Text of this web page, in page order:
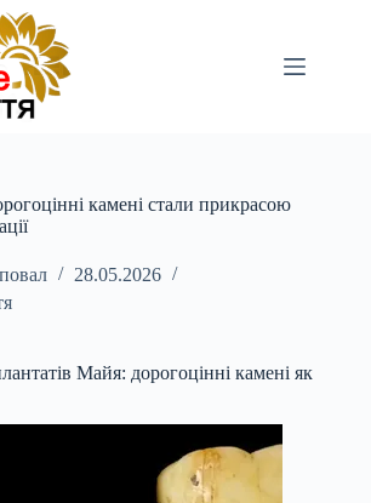
камені стали прикрасою
28.05.2026
Майя: дорогоцінні камені як